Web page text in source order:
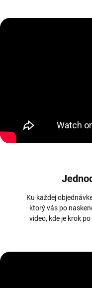
Ku každej
ktorý vás po
video, kde je krok